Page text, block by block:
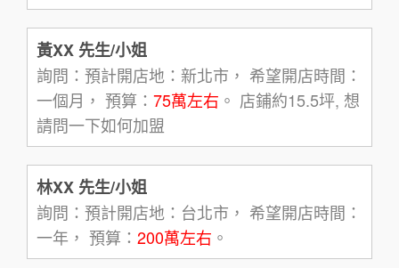
黃XX 先生/小姐
詢問：預計開店地：新北市， 希望開店時間：
一個月， 預算： 75萬左右 。 店鋪約15.5坪, 想
請問一下如何加盟
林XX 先生/小姐
詢問：預計開店地：台北市， 希望開店時間：
一年， 預算： 200萬左右 。